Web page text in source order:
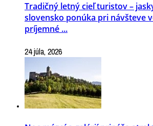
Tradičný letný cieľ turistov –
slovensko ponúka pri návšteve
príjemné ...
24 júla, 2026